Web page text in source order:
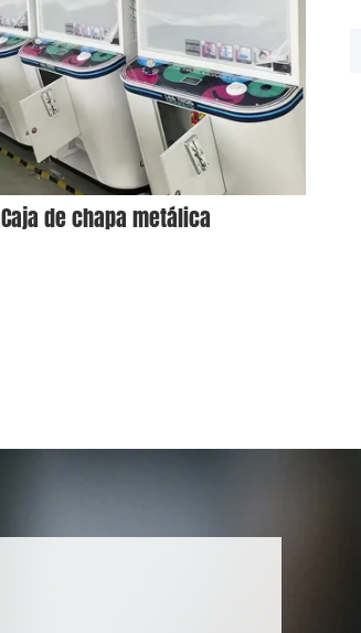
Caja de chapa metálica